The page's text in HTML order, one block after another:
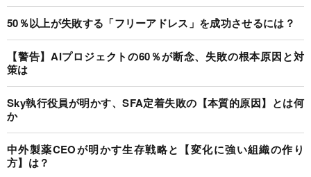
50％以上が失敗する「フリーアドレス」を成功させるには？
【警告】AIプロジェクトの60％が断念、失敗の根本原因と対
策は
Sky執行役員が明かす、SFA定着失敗の【本質的原因】とは何
か
中外製薬CEOが明かす生存戦略と【変化に強い組織の作り
方】は？